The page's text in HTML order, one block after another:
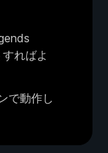
ればよ
で動作し